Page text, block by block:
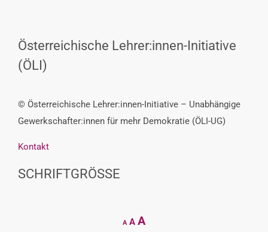
Österreichische Lehrer:innen-Initiative
(ÖLI)
© Österreichische Lehrer:innen-Initiative – Unabhängige
Gewerkschafter:innen für mehr Demokratie (ÖLI-UG)
Kontakt
SCHRIFTGRÖSSE
A
Decrease
font
A Reset
AIncrease